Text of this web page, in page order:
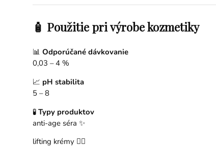
🧴 Použitie pri výrobe kozmetiky
📊 Odporúčané dávkovanie
0,03 – 4 %
📈 pH stabilita
5 – 8
🧪 Typy produktov
anti-age séra ✨
lifting krémy 💆‍♀️